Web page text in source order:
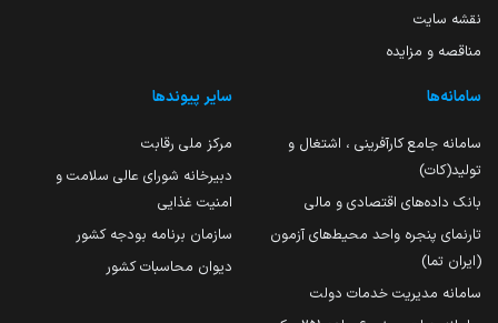
نقشه سایت
مناقصه و مزایده
سامانه‌ها
سامانه جامع کارآفرینی ، اشتغال و
تولید(کات)
بانک داده‌های اقتصادی و مالی
تارنمای پنجره واحد محیط‌های آزمون
(ایران تما)
سامانه مدیریت خدمات دولت
سایر پیوندها
مرکز ملی رقابت
دبیرخانه شورای عالی سلامت و
امنیت غذایی
سازمان برنامه بودجه کشور
دیوان محاسبات کشور